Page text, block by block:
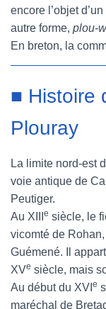
encore l’objet
autre forme, plou-
En breton, la
■ Histoire
Plouray
La limite nord-est
voie antique de
Peutiger.
Au XIII
e siècle, le
vicomté de
Guémené. Il
XVe siècle, mais
Au début du XVI e
maréchal de